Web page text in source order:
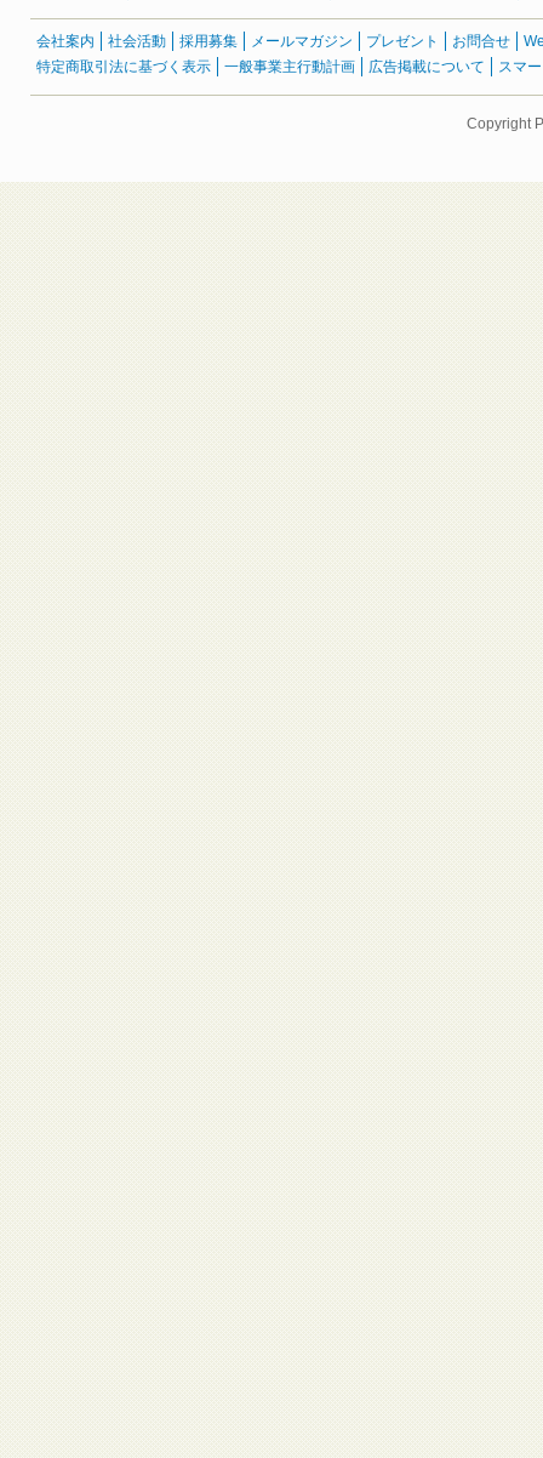
会社案内 社会活動 採用募集 メールマガジン プレゼント お問合せ
特定商取引法に基づく表示
一般事業主行動計画 広告掲載について スマ
Copyright